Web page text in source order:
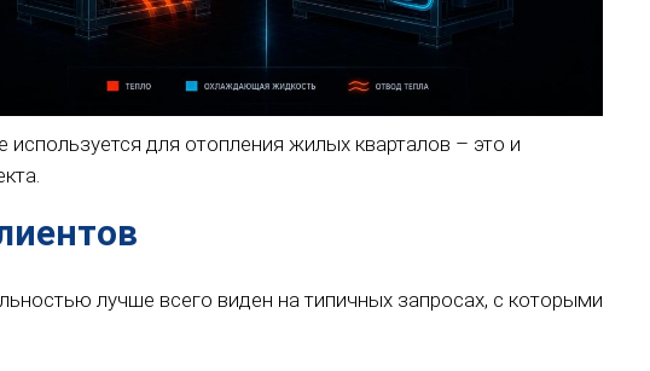
для отопления жилых кварталов – это и
лучше всего виден на типичных запросах, с которыми